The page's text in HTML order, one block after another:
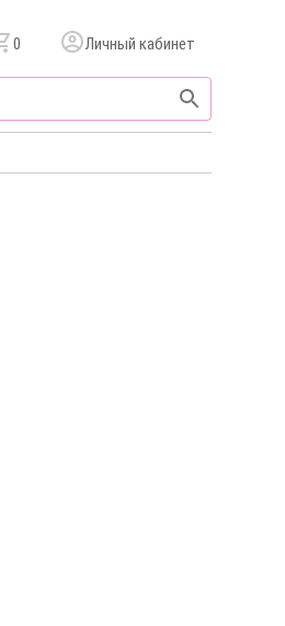
0 Личный кабинет